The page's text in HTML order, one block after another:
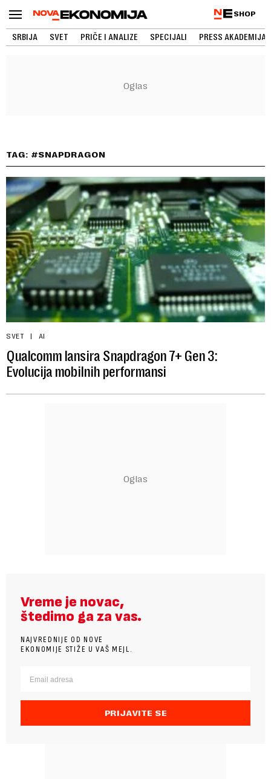
SHOP
SRBIJA SVET PRIČE I ANALIZE SPECIJALI PRESS AKADEMIJA
TAG: #SNAPDRAGON
SVET AI
Qualcomm lansira Snapdragon 7+ Gen 3:
Evolucija mobilnih performansi
Vreme je novac,
štedimo ga za vas.
NAJVREDNIJE OD NOVE
EKONOMIJE STIŽE U VAŠ MEJL.
PRIJAVITE SE